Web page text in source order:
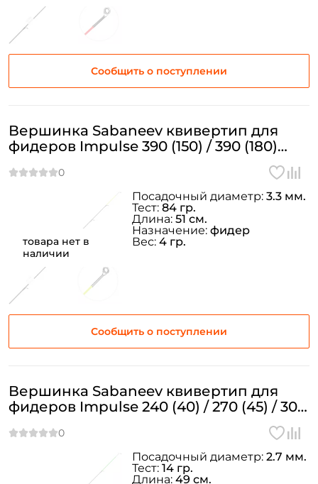
Сообщить о поступлении
товара нет в
наличии
Вершинка Sabaneev квивертип для
фидеров Impulse 390 (150) / 390 (180)
Сообщить о поступлении
Посадочный диаметр: 3.3 мм.
Тест: 84 гр.
Длина: 51 см.
Назначение: фидер
Вес: 4 гр.
Вершинка Sabaneev квивертип для
фидеров Impulse 240 (40) / 270 (45) / 300
Посадочный диаметр: 2.7 мм.
Тест: 14 гр.
Длина: 49 см.
Создать аккаунт